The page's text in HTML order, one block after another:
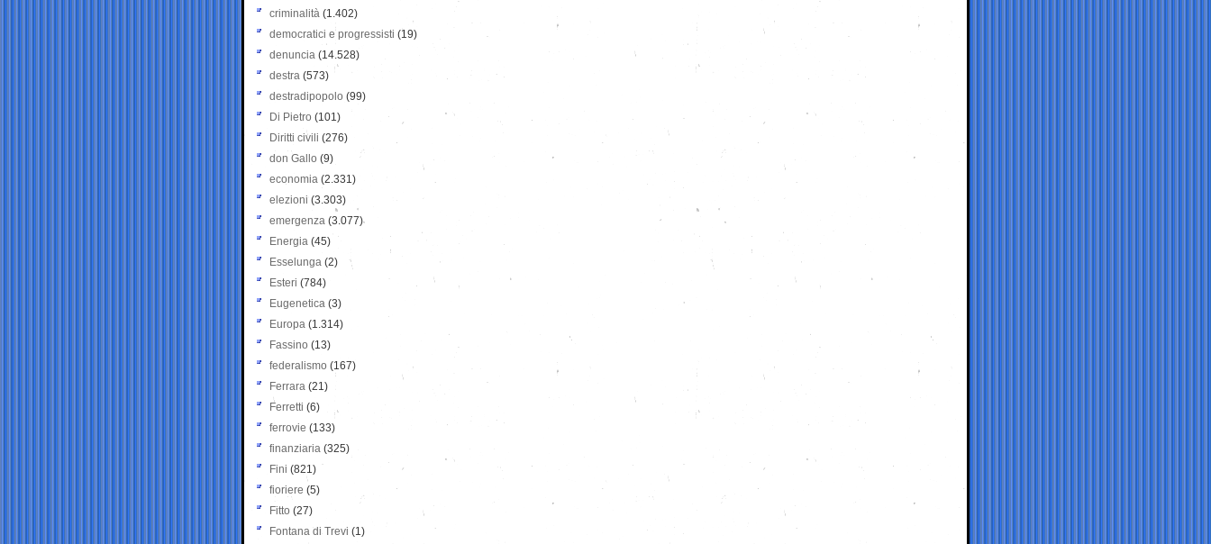
criminalità (1.402)
democratici e progressisti (19)
denuncia (14.528)
destra (573)
destradipopolo (99)
Di Pietro (101)
Diritti civili (276)
don Gallo (9)
economia (2.331)
elezioni (3.303)
emergenza (3.077)
Energia (45)
Esselunga (2)
Esteri (784)
Eugenetica (3)
Europa (1.314)
Fassino (13)
federalismo (167)
Ferrara (21)
Ferretti (6)
ferrovie (133)
finanziaria (325)
Fini (821)
fioriere (5)
Fitto (27)
Fontana di Trevi (1)